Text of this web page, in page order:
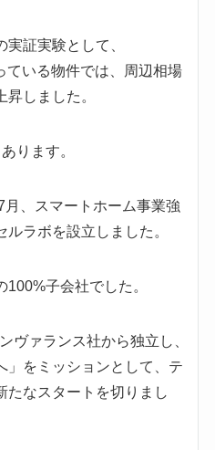
証実験として、
ている物件では、周辺相場
しました。
ります。
月、スマートホーム事業強
ラボを設立しました。
子会社でした。
ヴァランス社から独立し、
」をミッションとして、テ
たなスタートを切りまし